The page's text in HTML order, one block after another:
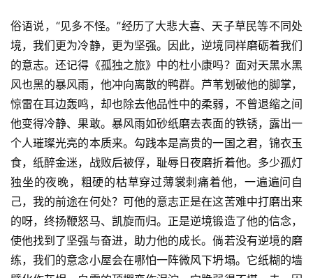
俗语说，“见多不怪。”经历了大悲大喜、天子草民等不同处
境，我们更为冷静，更为坚强。因此，逆境同样磨砺着我们
的意志。还记得《孤独之旅》中的杜小康吗？面对天黑水黑
风也黑的暴风雨，他冲向离散的鸭群。芦苇划破他的脚掌，
惊雷在耳边轰鸣，却也除去他品性中的柔弱，不曾退缩之间
他变得冷静、果敢。暴风雨如砂纸磨去表面的铁锈，露出一
个人璀璨光亮的本质来。勾践本是高贵的一国之君，锦衣玉
食，纸醉金迷，战败后被俘，耻辱日夜磨折着他。多少孤灯
独坐的夜晚，粗硬的枯草穿过薄裳刺痛着他，一遍遍问自
己，我的前途在何处？可他的意志正是在这苦难中打磨出来
的呀，终扬鞭怒马、凯旋而归。正是逆境锻造了他的信念，
使他找到了坚强与奋进，助力他的成长。倘若没有逆境的磨
练，我们的意念小屋会在哪怕一阵微风下坍塌。它纸糊的墙